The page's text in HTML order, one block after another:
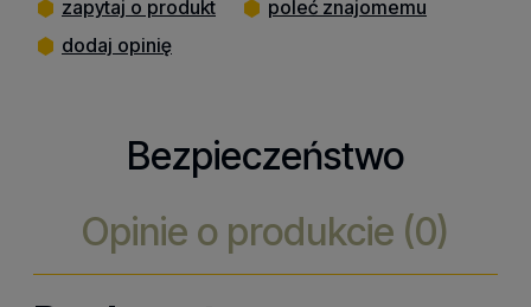
zapytaj o produkt
poleć znajomemu
dodaj opinię
Bezpieczeństwo
Opinie o produkcie (0)